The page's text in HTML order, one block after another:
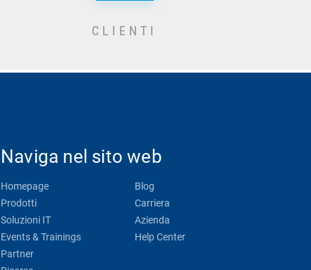
CLIENTI
Naviga nel sito web
Homepage
Prodotti
Soluzioni IT
Events & Trainings
Partner
Blog
Carriera
Azienda
Help Center